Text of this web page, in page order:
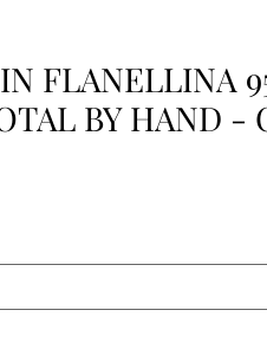
FLANELLINA
BY HAND -